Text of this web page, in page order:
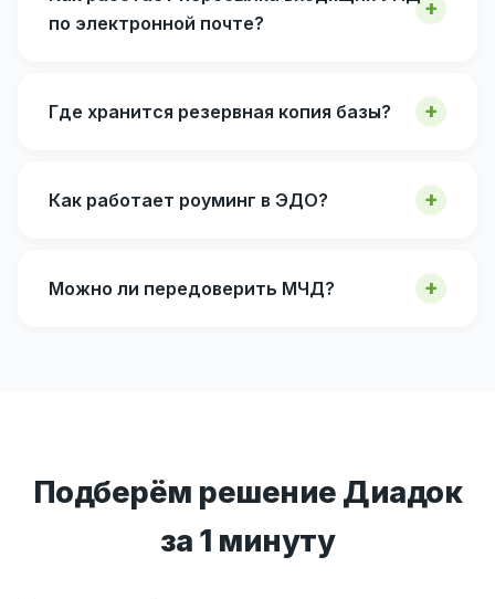
по электронной почте?
Где хранится резервная копия базы?
Как работает роуминг в ЭДО?
Можно ли передоверить МЧД?
Подберём решение Диадок
за 1 минуту